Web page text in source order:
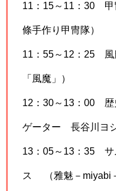
11：15～11：30
條手作り甲冑隊）
11：55～12：25
「風魔」）
12：30～13：00
ゲーター 長谷川ヨシ
13：05～13：35 サ
ス （雅魅－miyabi